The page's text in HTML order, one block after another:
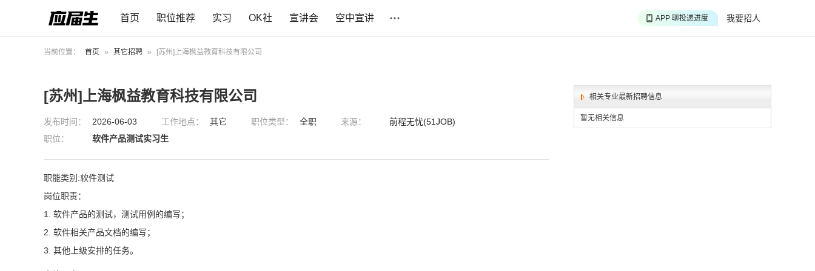
首页 职位推荐 实习 OK社 宣讲会 空中宣讲 我要招人
APP 聊投递进度
当前位置： 首页 » 其它招聘 » [苏州]上海枫益教育科技有限公司
[苏州]上海枫益教育科技有限公司
发布时间： 2026-06-03 工作地点： 其它 职位类型： 全职 来源：
前程无忧(51JOB)
职位：
软件产品测试实习生
职能类别:软件测试
岗位职责：
1. 软件产品的测试，测试用例的编写；
2. 软件相关产品文档的编写；
3. 其他上级安排的任务。
相关专业最新招聘信息
暂无相关信息